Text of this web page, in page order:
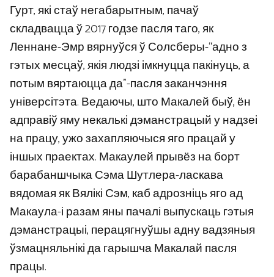
Гурт, які стаў негабарытным, пачаў
складвацца ў 2017 годзе пасля таго, як
Леннане-Эмр вярнуўся ў Солсберы-“адно з
гэтых месцаў, якія людзі імкнуцца пакінуць, а
потым вяртаюцца да”-пасля заканчэння
універсітэта. Ведаючы, што Макалей быў, ён
адправіў яму некалькі дэманстрацый у надзеі
на працу, ужо захапляючыся яго працай у
іншых праектах. Макаулей прывёз на борт
барабаншчыка Сэма Шутлера-ласкава
вядомая як Вялікі Сэм, каб адрозніць яго ад
Макаула-і разам яны пачалі выпускаць гэтыя
дэманстрацыі, перацягнуўшы адну вадзяныя
ўзмацняльнікі да гарышча Макалай пасля
працы.